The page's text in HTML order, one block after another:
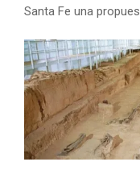
Santa Fe una